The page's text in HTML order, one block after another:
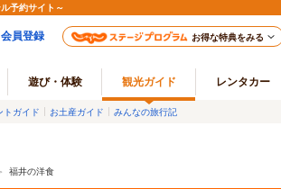
予約サイト～
会員登録 お得な特典をみる
遊び・体験 観光ガイド レンタカー
トガイド お土産ガイド みんなの旅行記
福井の洋食